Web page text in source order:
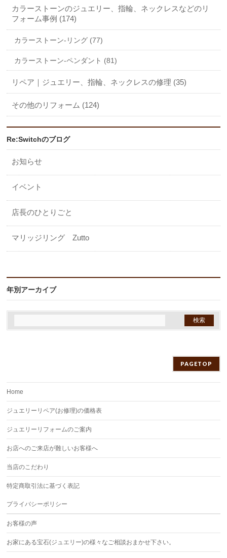
カラーストーンのジュエリー、指輪、ネックレスなどのリ
フォーム事例 (174)
カラーストーン-リング (77)
カラーストーン-ペンダント (81)
リペア｜ジュエリー、指輪、ネックレスの修理 (35)
その他のリフォーム (124)
Re:Switchのブログ
お知らせ
イベント
店長のひとりごと
マリッジリング Zutto
年別アーカイブ
PAGETOP
Home
ジュエリーリペア(お修理)の価格表
ジュエリーリフォームのご案内
お店へのご来店が難しいお客様へ
当店のこだわり
特定商取引法に基づく表記
プライバシーポリシー
お客様の声
お家にある宝石(ジュエリー)の様々なご相談おまかせ下さい。